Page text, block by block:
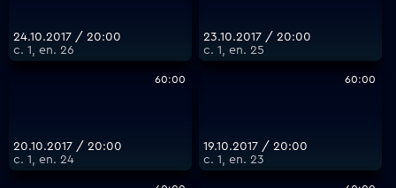
24.10.2017 / 20:00
с. 1, еп. 26
23.10.2017 / 20:00
с. 1, еп. 25
60:00
20.10.2017 / 20:00
с. 1, еп. 24
60:00
19.10.2017 / 20:00
с. 1, еп. 23